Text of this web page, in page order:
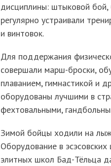
дисциплины: штыковой бой,
регулярно устраивали
и винтовок.
Для поддержания
совершали марш-броски,
плаванием, гимнастикой и
оборудованы лучшими в
фехтовальными,
Зимой бойцы ходили на
Оборудование в
элитных школ Бад-Тёльца